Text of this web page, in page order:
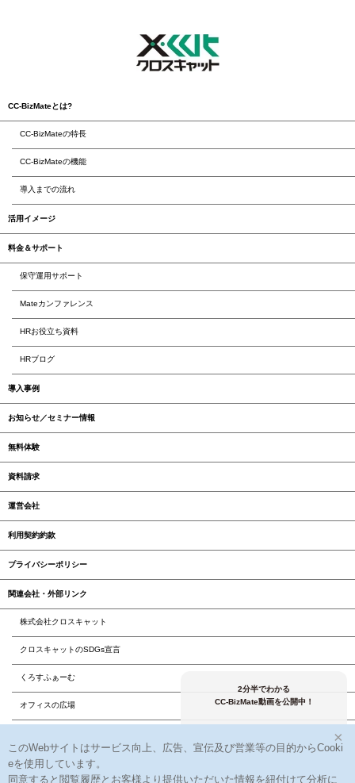
CC-BizMateとは?
CC-BizMateの特長
CC-BizMateの機能
導入までの流れ
活用イメージ
料金＆サポート
保守運用サポート
Mateカンファレンス
HRお役立ち資料
HRブログ
導入事例
お知らせ／セミナー情報
無料体験
資料請求
運営会社
利用契約約款
プライバシーポリシー
関連会社・外部リンク
株式会社クロスキャット
クロスキャットのSDGs宣言
くろすふぁーむ
オフィスの広場
株式会社クロスアクティブ
2分半でわかる
CC-BizMate動画を公開中！
このWebサイトはサービス向上、広告、宣伝及び営業等の目的からCooki
eを使用しています。
同意すると閲覧履歴とお客様より提供いただいた情報を紐付けて分析に
×